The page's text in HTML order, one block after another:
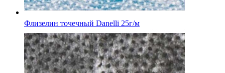
Флизелин точечный Danelli 25г/м